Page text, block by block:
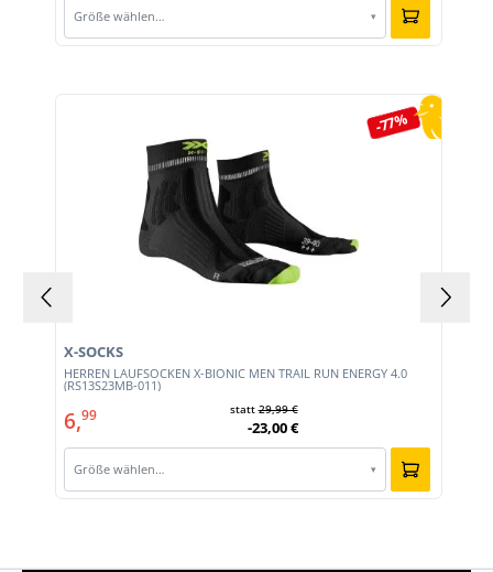
Größe wählen… ▾
-77%
HERREN LAUFSOCKEN X-BIONIC MEN TRAIL RUN ENERGY 4.0
(RS13S23MB-011)
X-SOCKS
6,99 statt29,99 €
-23,00 €
Größe wählen… ▾